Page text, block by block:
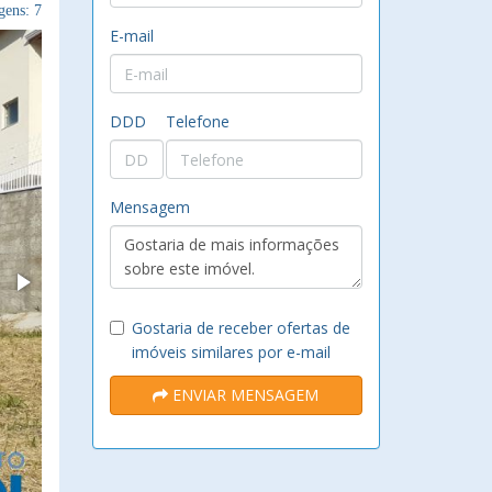
7
E-mail
DDD Telefone
Mensagem
Gostaria de receber ofertas de
imóveis similares por e-mail
ENVIAR MENSAGEM